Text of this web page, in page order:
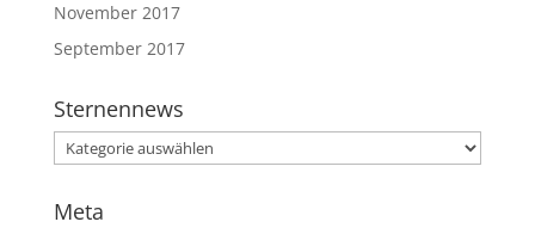
November 2017
September 2017
Sternennews
Sternennews
Meta